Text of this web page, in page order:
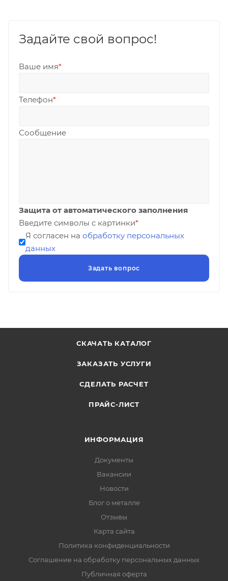
Задайте свой вопрос!
Ваше имя*
Телефон*
Сообщение
Защита от автоматического заполнения
Введите символы с картинки*
Я согласен на обработку персональных
данных
СКАЧАТЬ КАТАЛОГ
ЗАКАЗАТЬ УСЛУГИ
СДЕЛАТЬ РАСЧЕТ
ПРАЙС-ЛИСТ
ИНФОРМАЦИЯ
Документы
Вакансии
Новости
Блог о металле
Отзывы
Карта сайта
Политика конфиденциальности
Соглашение на обработку персональных данных
Публичная оферта